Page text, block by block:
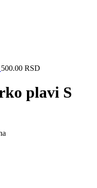
500.00 RSD
plavi S